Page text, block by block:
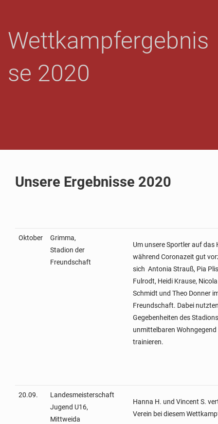
BT. L
Wettkampfergebnis
se 2020
Unsere Ergebnisse 2020
Oktober
Grimma,
Stadion der
Freundschaft
Um unsere Sportler auf das
während Coronazeit gut
sich Antonia Strauß, Pia
Fulrodt, Heidi Krause,
Schmidt und Theo Donner
Freundschaft. Dabei
Gegebenheiten des
unmittelbaren
trainieren.
20.09.
Landesmeisterschaft
Jugend U16,
Mittweida
Hanna H. und Vincent S.
Verein bei diesem